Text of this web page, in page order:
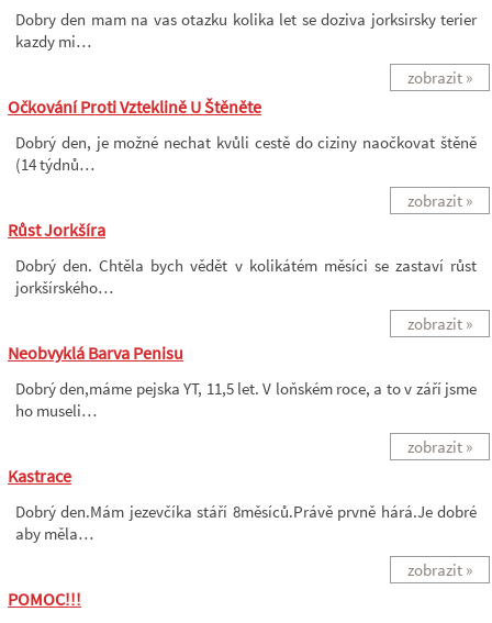
Dobry den mam na vas otazku kolika let se doziva jorksirsky terier
kazdy mi…
zobrazit »
Očkování Proti Vzteklině U Štěněte
Dobrý den, je možné nechat kvůli cestě do ciziny naočkovat štěně
(14 týdnů…
zobrazit »
Růst Jorkšíra
Dobrý den. Chtěla bych vědět v kolikátém měsíci se zastaví růst
jorkšírského…
zobrazit »
Neobvyklá Barva Penisu
Dobrý den,máme pejska YT, 11,5 let. V loňském roce, a to v září jsme
ho museli…
zobrazit »
Kastrace
Dobrý den.Mám jezevčíka stáří 8měsíců.Právě prvně hárá.Je dobré
aby měla…
zobrazit »
POMOC!!!